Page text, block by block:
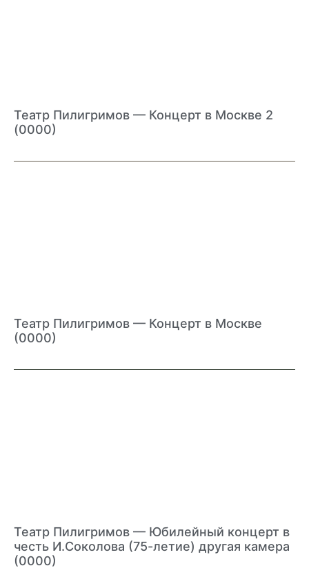
Театр Пилигримов — Концерт в Москве 2
(0000)
Театр Пилигримов — Концерт в Москве
(0000)
Театр Пилигримов — Юбилейный концерт в
честь И.Соколова (75-летие) другая камера
(0000)